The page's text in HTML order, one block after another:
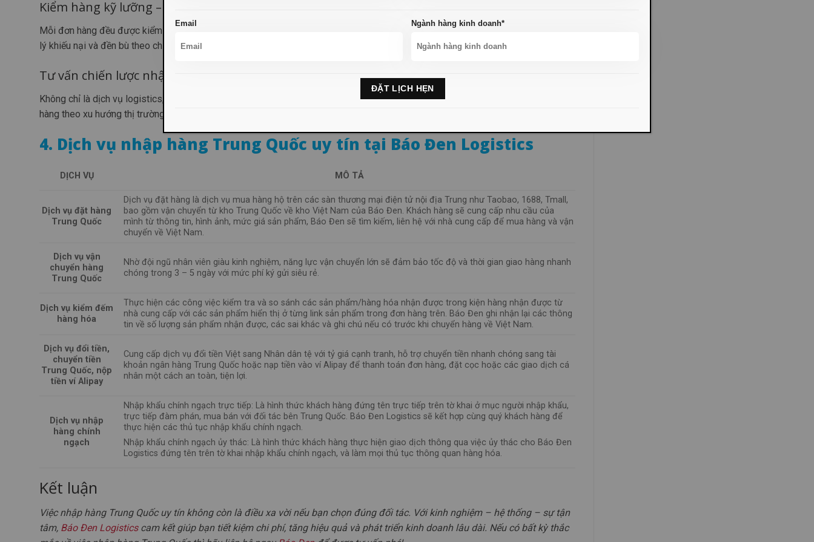
Kiểm hàng kỹ lưỡng – Đền bù nếu sai sót
Mỗi đơn hàng đều được kiểm đếm cẩn thận. Nếu xảy ra sai sót về số lượng, sản phẩm không đúng mô tả, Báo Đen sẽ hỗ trợ xử
lý khiếu nại và đền bù theo chính sách cam kết.
Tư vấn chiến lược nhập hàng hiệu quả
Không chỉ là dịch vụ logistics, Báo Đen còn đóng vai trò như người đồng hành kinh doanh. Chúng tôi hỗ trợ bạn lựa chọn mặt
hàng theo xu hướng thị trường, tối ưu dòng tiền và vòng quay vốn.
4. Dịch vụ nhập hàng Trung Quốc uy tín tại Báo Đen Logistics
DỊCH VỤ MÔ TẢ
Dịch vụ đặt hàng
Trung Quốc
Dịch vụ đặt hàng là dịch vụ mua hàng hộ trên các sàn thương mại điện tử nội địa Trung như Taobao, 1688, Tmall,
bao gồm vận chuyển từ kho Trung Quốc về kho Việt Nam của Báo Đen. Khách hàng sẽ cung cấp nhu cầu của
mình từ thông tin, hình ảnh, mức giá sản phẩm, Báo Đen sẽ tìm kiếm, liên hệ với nhà cung cấp để mua hàng và vận
chuyển về Việt Nam.
Dịch vụ vận
chuyển hàng
Trung Quốc
Nhờ đội ngũ nhân viên giàu kinh nghiệm, năng lực vận chuyển lớn sẽ đảm bảo tốc độ và thời gian giao hàng nhanh
chóng trong 3 – 5 ngày với mức phí ký gửi siêu rẻ.
Dịch vụ kiểm đếm
hàng hóa
Thực hiện các công việc kiểm tra và so sánh các sản phẩm/hàng hóa nhận được trong kiện hàng nhận được từ
nhà cung cấp với các sản phẩm hiển thị ở từng link sản phẩm trong đơn hàng trên. Báo Đen ghi nhận lại các thông
tin về số lượng sản phẩm nhận được, các sai khác và ghi chú nếu có trước khi chuyển hàng về Việt Nam.
Dịch vụ đổi tiền,
chuyển tiền
Trung Quốc, nộp
tiền ví Alipay
Cung cấp dịch vụ đổi tiền Việt sang Nhân dân tệ với tỷ giá cạnh tranh, hỗ trợ chuyển tiền nhanh chóng sang tài
khoản ngân hàng Trung Quốc hoặc nạp tiền vào ví Alipay để thanh toán đơn hàng, đặt cọc hoặc các giao dịch cá
nhân một cách an toàn, tiện lợi.
Dịch vụ nhập
hàng chính
ngạch
Nhập khẩu chính ngạch trực tiếp: Là hình thức khách hàng đứng tên trực tiếp trên tờ khai ở mục người nhập khẩu,
trực tiếp đàm phán, mua bán với đối tác bên Trung Quốc. Báo Đen Logistics sẽ kết hợp cùng quý khách hàng để
thực hiện các thủ tục nhập khẩu chính ngạch.
Nhập khẩu chính ngạch ủy thác: Là hình thức khách hàng thực hiện giao dịch thông qua việc ủy thác cho Báo Đen
Logistics đứng tên trên tờ khai nhập khẩu chính ngạch, và làm mọi thủ tục thông quan hàng hóa.
Kết luận
Việc nhập hàng Trung Quốc uy tín không còn là điều xa vời nếu bạn chọn đúng đối tác. Với kinh nghiệm – hệ thống – sự tận
tâm, Báo Đen Logisticscam kết giúp bạn tiết kiệm chi phí, tăng hiệu quả và phát triển kinh doanh lâu dài. Nếu có bất kỳ thắc
Email Ngành hàng kinh doanh*